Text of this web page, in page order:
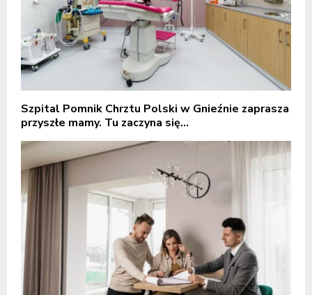
Szpital Pomnik Chrztu Polski w Gnieźnie zaprasza
przyszłe mamy. Tu zaczyna się...